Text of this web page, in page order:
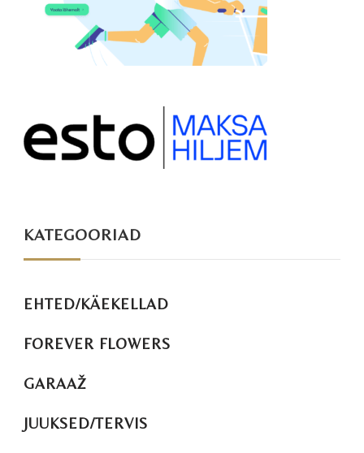
KATEGOORIAD
EHTED/KÄEKELLAD
FOREVER FLOWERS
GARAAŽ
JUUKSED/TERVIS